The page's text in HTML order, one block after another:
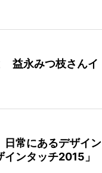
益永みつ枝さんイ
日常にあるデザイン
ンタッチ2015」